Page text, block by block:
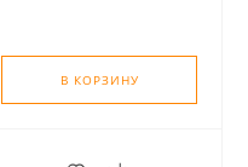
В КОРЗИНУ